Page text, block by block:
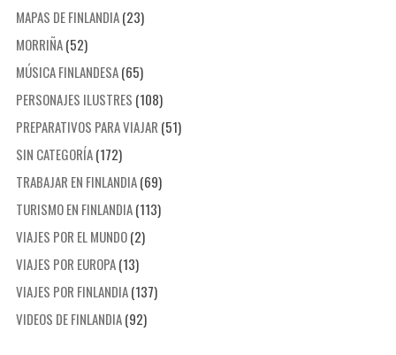
MAPAS DE FINLANDIA(23)
MORRIÑA(52)
MÚSICA FINLANDESA(65)
PERSONAJES ILUSTRES (108)
PREPARATIVOS PARA VIAJAR (51)
SIN CATEGORÍA(172)
TRABAJAR EN FINLANDIA(69)
TURISMO EN FINLANDIA(113)
VIAJES POR EL MUNDO(2)
VIAJES POR EUROPA(13)
VIAJES POR FINLANDIA(137)
VIDEOS DE FINLANDIA(92)